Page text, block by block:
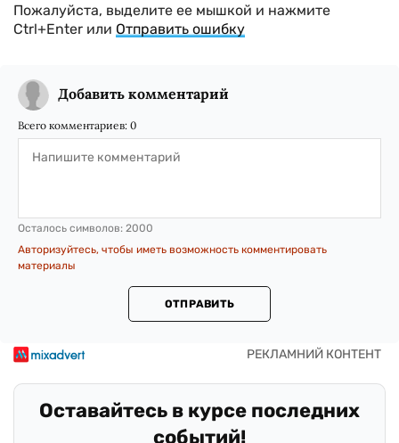
Пожалуйста, выделите ее мышкой и нажмите
Ctrl+Enter или Отправить ошибку
Добавить комментарий
Всего комментариев: 0
Осталось символов: 2000
Авторизуйтесь, чтобы иметь возможность комментировать
материалы
ОТПРАВИТЬ
Оставайтесь в курсе последних
событий!